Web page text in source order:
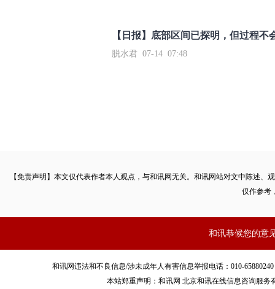
【日报】底部区间已探明，但过程不
脱水君 07-14 07:48
【免责声明】本文仅代表作者本人观点，与和讯网无关。和讯网站对文中陈述
仅作参考
和讯恭候您的意
和讯网违法和不良信息/涉未成年人有害信息举报电话：010-
本站郑重声明：和讯网 北京和讯在线信息咨询服